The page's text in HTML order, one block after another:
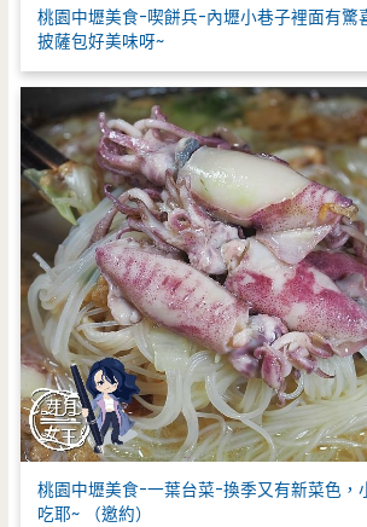
桃園中壢美食-喫餅兵-內壢小巷子裡面有驚
披薩包好美味呀~
桃園中壢美食-一葉台菜-換季又有新菜色，
吃耶~ （邀約）